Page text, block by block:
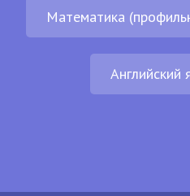
Математика
Английский